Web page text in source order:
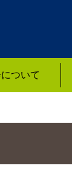
ついて